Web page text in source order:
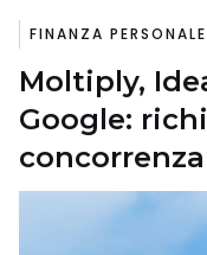
FINANZA PERSONALE
Moltiply,
Google: